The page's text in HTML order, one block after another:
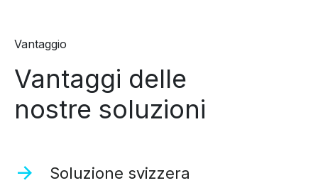
Vantaggio
Vantaggi delle
nostre soluzioni
Soluzione svizzera